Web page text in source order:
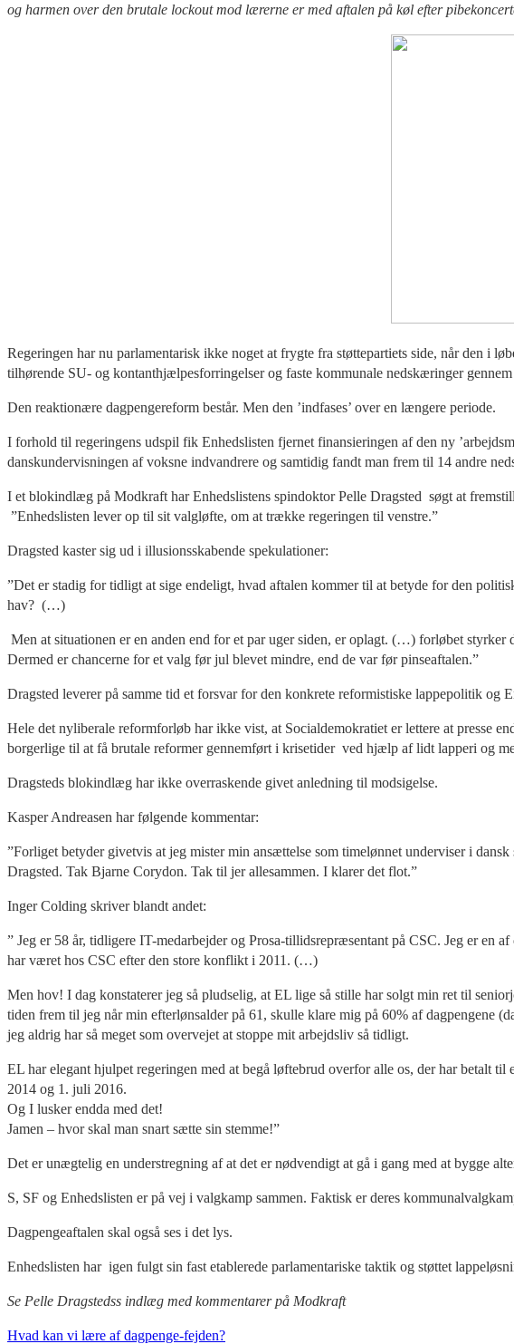
og harmen over den brutale lockout mod lærerne er med aftalen på køl efter
Regeringen har nu parlamentarisk ikke noget at frygte fra støttepartiets side, når den i
tilhørende SU- og kontanthjælpesforringelser og faste kommunale nedskæringer gennem
Den reaktionære dagpengereform består. Men den ’indfases’ over en længere periode.
I forhold til regeringens udspil fik Enhedslisten fjernet finansieringen af den ny
danskundervisningen af voksne indvandrere og samtidig fandt man frem til 14 andre
I et blokindlæg på Modkraft har Enhedslistens spindoktor Pelle Dragsted søgt at
”Enhedslisten lever op til sit valgløfte, om at trække regeringen til venstre.”
Dragsted kaster sig ud i illusionsskabende spekulationer:
”Det er stadig for tidligt at sige endeligt, hvad aftalen kommer til at betyde for den
hav? (…)
Men at situationen er en anden end for et par uger siden, er oplagt. (…) forløbet
Dermed er chancerne for et valg før jul blevet mindre, end de var før pinseaftalen.”
Dragsted leverer på samme tid et forsvar for den konkrete reformistiske lappepolitik og
Hele det nyliberale reformforløb har ikke vist, at Socialdemokratiet er lettere at presse
borgerlige til at få brutale reformer gennemført i krisetider ved hjælp af lidt lapperi og
Dragsteds blokindlæg har ikke overraskende givet anledning til modsigelse.
Kasper Andreasen har følgende kommentar:
”Forliget betyder givetvis at jeg mister min ansættelse som timelønnet underviser i
Dragsted. Tak Bjarne Corydon. Tak til jer allesammen. I klarer det flot.”
Inger Colding skriver blandt andet:
” Jeg er 58 år, tidligere IT-medarbejder og Prosa-tillidsrepræsentant på CSC. Jeg er en
har været hos CSC efter den store konflikt i 2011. (…)
Men hov! I dag konstaterer jeg så pludselig, at EL lige så stille har solgt min ret til
tiden frem til jeg når min efterlønsalder på 61, skulle klare mig på 60% af dagpengene
jeg aldrig har så meget som overvejet at stoppe mit arbejdsliv så tidligt.
EL har elegant hjulpet regeringen med at begå løftebrud overfor alle os, der har betalt
2014 og 1. juli 2016.
Og I lusker endda med det!
Jamen – hvor skal man snart sætte sin stemme!”
Det er unægtelig en understregning af at det er nødvendigt at gå i gang med at bygge
S, SF og Enhedslisten er på vej i valgkamp sammen. Faktisk er deres
Dagpengeaftalen skal også ses i det lys.
Enhedslisten har igen fulgt sin fast etablerede parlamentariske taktik og støttet
Se Pelle Dragstedss indlæg med kommentarer på Modkraft
Hvad kan vi lære af dagpenge-fejden?